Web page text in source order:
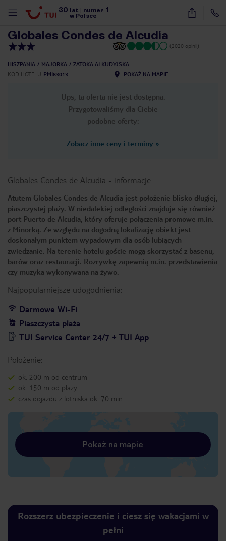
30 lat numer 1
w Polsce
30
Globales Condes de Alcudia
(2020 opinii)
HISZPANIA MAJORKA
ZATOKA ALKUDYJSKA
KOD HOTELU PMI83013 POKAŻ NA MAPIE
Ups, ta oferta nie jest dostępna.
Przygotowaliśmy dla Ciebie
podobne oferty:
Zobacz inne ceny i terminy »
Globales Condes de Alcudia - informacje
Atutem Globales Condes de Alcudia jest położenie blisko długiej,
piaszczystej plaży. W niedalekiej odległości znajduje się również
port Puerto de Alcudia, który oferuje połączenia promowe m.in.
z Minorką. Ze względu na dogodną lokalizację obiekt jest
doskonałym punktem wypadowym dla osób lubiących
zwiedzanie. Na terenie hotelu goście mogą skorzystać z basenu,
barów oraz restauracji. Rozrywkę zapewnią m.in. przedstawienia
czy muzyka wykonywana na żywo.
Najpopularniejsze udogodnienia:
Darmowe Wi-Fi
Piaszczysta plaża
TUI Service Center 24/7 + TUI App
Położenie:
ok. 200 m od centrum
ok. 150 m od plaży
czas dojazdu z lotniska ok. 70 min
Pokaż na mapie
Rozszerz ubezpieczenie i ciesz się wakacjami w
pełni